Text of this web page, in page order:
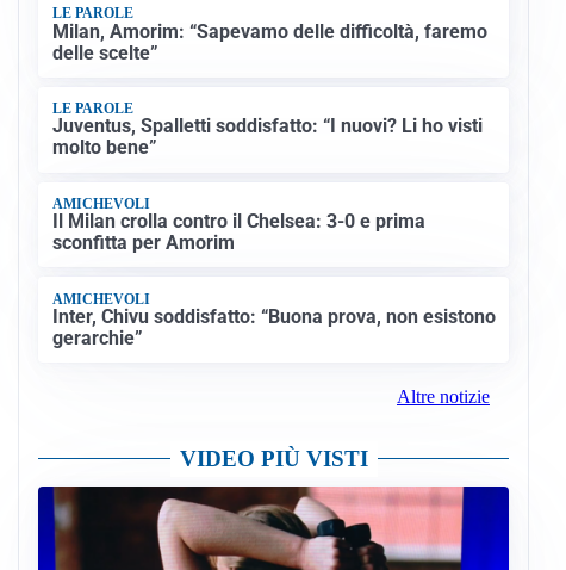
LE PAROLE
Milan, Amorim: “Sapevamo delle difficoltà, faremo
delle scelte”
LE PAROLE
Juventus, Spalletti soddisfatto: “I nuovi? Li ho visti
molto bene”
AMICHEVOLI
Il Milan crolla contro il Chelsea: 3-0 e prima
sconfitta per Amorim
AMICHEVOLI
Inter, Chivu soddisfatto: “Buona prova, non esistono
gerarchie”
Altre notizie
VIDEO PIÙ VISTI